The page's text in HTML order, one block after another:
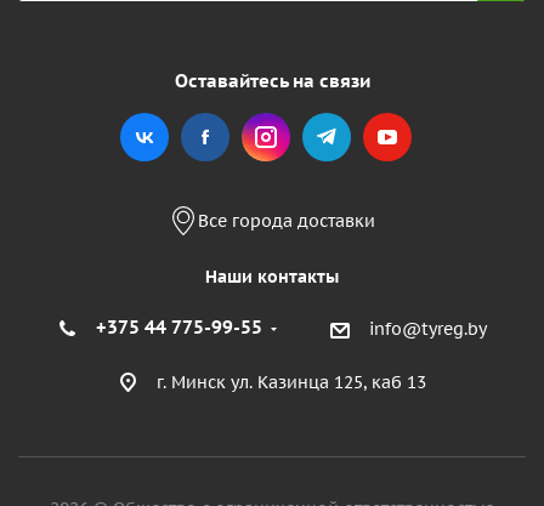
Оставайтесь на связи
Все города доставки
Наши контакты
+375 44 775-99-55 info@tyreg.by
г. Минск ул. Казинца 125, каб 13